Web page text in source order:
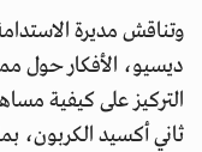
ديسيو، الأفكار حول
التركيز على كيفية
ثاني أكسيد الكربون،